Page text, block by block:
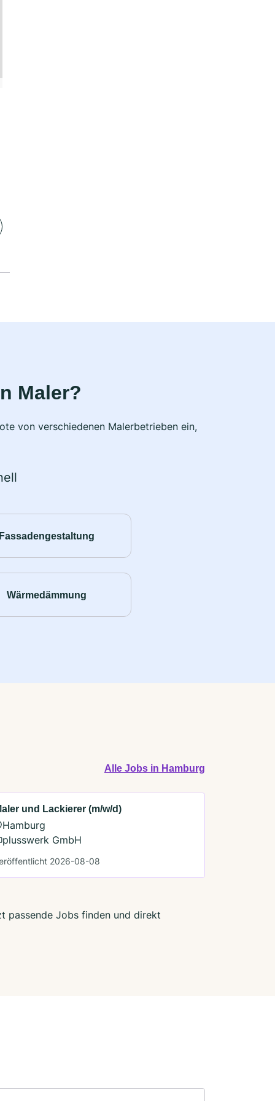
Maler?
von verschiedenen Malerbetrieben ein,
Wärmedämmung
Alle Jobs in Hamburg
und Lackierer (m/w/d)
Hamburg
plusswerk GmbH
2026-08-08
passende Jobs finden und direkt